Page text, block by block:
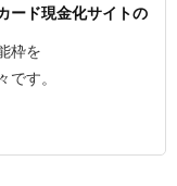
ード現金化サイトの
枠を
です。